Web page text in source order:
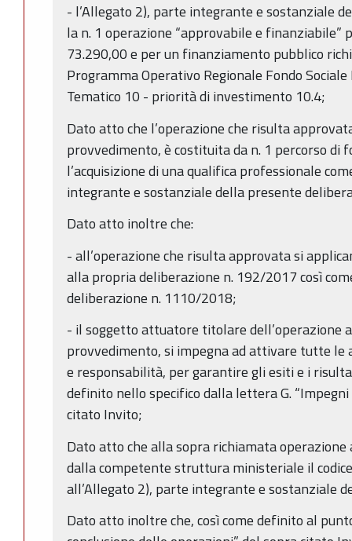
- l’Allegato 2), parte integrante e sostanziale
la n. 1 operazione “approvabile e finanziabile”
73.290,00 e per un finanziamento pubblico
Programma Operativo Regionale Fondo
Tematico 10 - priorità di investimento 10.4;
Dato atto che l’operazione che risulta
provvedimento, è costituita da n. 1 percorso di
l’acquisizione di una qualifica professionale
integrante e sostanziale della presente
Dato atto inoltre che:
- all’operazione che risulta approvata si
alla propria deliberazione n. 192/2017 così
deliberazione n. 1110/2018;
- il soggetto attuatore titolare dell’operazione
provvedimento, si impegna ad attivare tutte
e responsabilità, per garantire gli esiti e i
definito nello specifico dalla lettera G.
citato Invito;
Dato atto che alla sopra richiamata
dalla competente struttura ministeriale il
all’Allegato 2), parte integrante e sostanziale
Dato atto inoltre che, così come definito al